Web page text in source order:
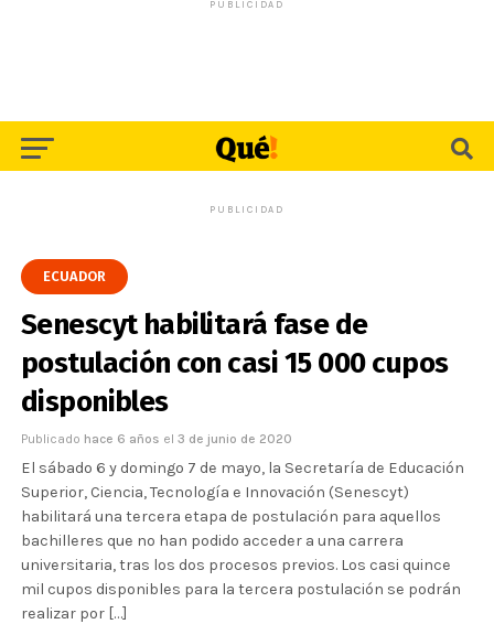
PUBLICIDAD
PUBLICIDAD
ECUADOR
Senescyt habilitará fase de
postulación con casi 15 000 cupos
disponibles
Publicado hace 6 años el 3 de junio de 2020
El sábado 6 y domingo 7 de mayo, la Secretaría de Educación
Superior, Ciencia, Tecnología e Innovación (Senescyt)
habilitará una tercera etapa de postulación para aquellos
bachilleres que no han podido acceder a una carrera
universitaria, tras los dos procesos previos. Los casi quince
mil cupos disponibles para la tercera postulación se podrán
realizar por […]